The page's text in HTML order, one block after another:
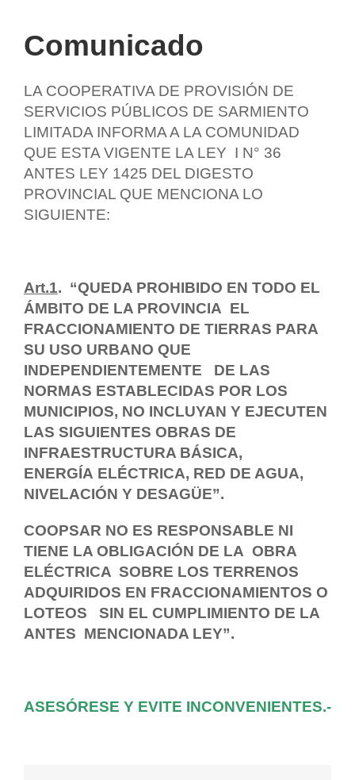
Comunicado
LA COOPERATIVA DE PROVISIÓN DE
SERVICIOS PÚBLICOS DE SARMIENTO
LIMITADA INFORMA A LA COMUNIDAD
QUE ESTA VIGENTE LA LEY I N° 36
ANTES LEY 1425 DEL DIGESTO
PROVINCIAL QUE MENCIONA LO
SIGUIENTE:
Art.1. “QUEDA PROHIBIDO EN TODO EL
ÁMBITO DE LA PROVINCIA EL
FRACCIONAMIENTO DE TIERRAS PARA
SU USO URBANO QUE
INDEPENDIENTEMENTE DE LAS
NORMAS ESTABLECIDAS POR LOS
MUNICIPIOS, NO INCLUYAN Y EJECUTEN
LAS SIGUIENTES OBRAS DE
INFRAESTRUCTURA BÁSICA,
ENERGÍA ELÉCTRICA, RED DE AGUA,
NIVELACIÓN Y DESAGÜE”.
COOPSAR NO ES RESPONSABLE NI
TIENE LA OBLIGACIÓN DE LA OBRA
ELÉCTRICA SOBRE LOS TERRENOS
ADQUIRIDOS EN FRACCIONAMIENTOS O
LOTEOS SIN EL CUMPLIMIENTO DE LA
ANTES MENCIONADA LEY”.
ASESÓRESE Y EVITE INCONVENIENTES.-